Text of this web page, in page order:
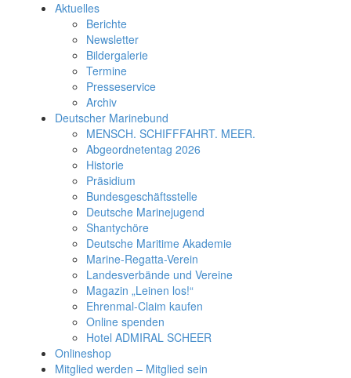
Aktuelles
Berichte
Newsletter
Bildergalerie
Termine
Presseservice
Archiv
Deutscher Marinebund
MENSCH. SCHIFFFAHRT. MEER.
Abgeordnetentag 2026
Historie
Präsidium
Bundesgeschäftsstelle
Deutsche Marinejugend
Shantychöre
Deutsche Maritime Akademie
Marine-Regatta-Verein
Landesverbände und Vereine
Magazin „Leinen los!“
Ehrenmal-Claim kaufen
Online spenden
Hotel ADMIRAL SCHEER
Onlineshop
Mitglied werden – Mitglied sein